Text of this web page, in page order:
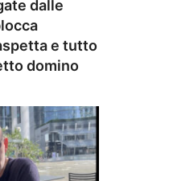
dalle
e tutto
domino